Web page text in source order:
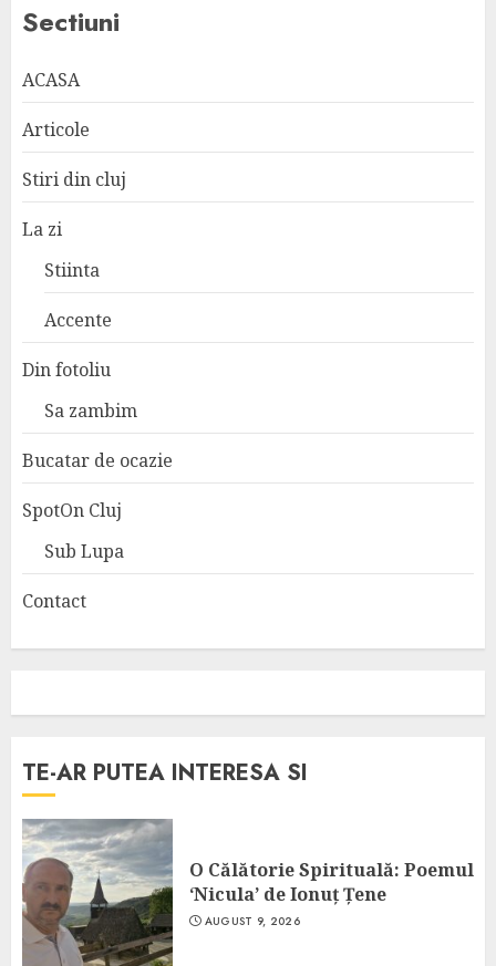
Sectiuni
ACASA
Articole
Stiri din cluj
La zi
Stiinta
Accente
Din fotoliu
Sa zambim
Bucatar de ocazie
SpotOn Cluj
Sub Lupa
Contact
TE-AR PUTEA INTERESA SI
O Călătorie Spirituală: Poemul
‘Nicula’ de Ionuț Țene
AUGUST 9, 2026